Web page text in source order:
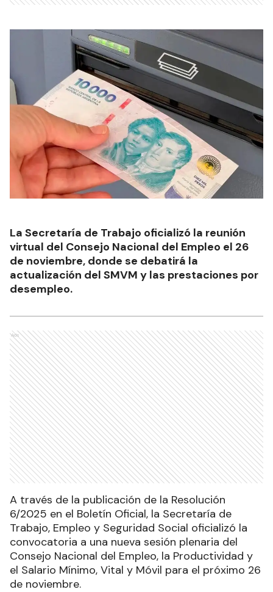
La Secretaría de Trabajo oficializó la reunión
virtual del Consejo Nacional del Empleo el 26
de noviembre, donde se debatirá la
actualización del SMVM y las prestaciones por
desempleo.
Ads
A través de la publicación de la Resolución
6/2025 en el Boletín Oficial, la Secretaría de
Trabajo, Empleo y Seguridad Social oficializó la
convocatoria a una nueva sesión plenaria del
Consejo Nacional del Empleo, la Productividad y
el Salario Mínimo, Vital y Móvil para el próximo 26
de noviembre.